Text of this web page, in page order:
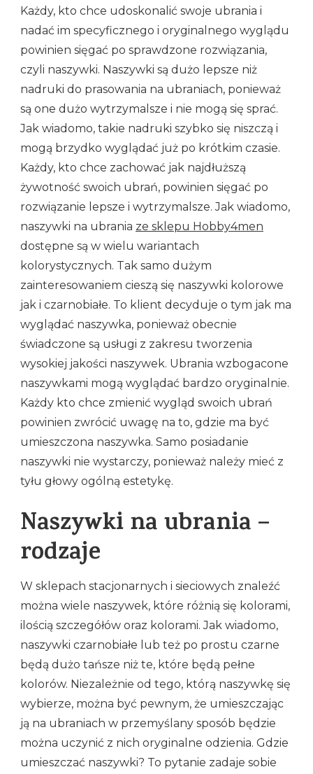
Każdy, kto chce udoskonalić swoje ubrania i
nadać im specyficznego i oryginalnego wyglądu
powinien sięgać po sprawdzone rozwiązania,
czyli naszywki. Naszywki są dużo lepsze niż
nadruki do prasowania na ubraniach, ponieważ
są one dużo wytrzymalsze i nie mogą się sprać.
Jak wiadomo, takie nadruki szybko się niszczą i
mogą brzydko wyglądać już po krótkim czasie.
Każdy, kto chce zachować jak najdłuższą
żywotność swoich ubrań, powinien sięgać po
rozwiązanie lepsze i wytrzymalsze. Jak wiadomo,
naszywki na ubrania ze sklepu Hobby4men
dostępne są w wielu wariantach
kolorystycznych. Tak samo dużym
zainteresowaniem cieszą się naszywki kolorowe
jak i czarnobiałe. To klient decyduje o tym jak ma
wyglądać naszywka, ponieważ obecnie
świadczone są usługi z zakresu tworzenia
wysokiej jakości naszywek. Ubrania wzbogacone
naszywkami mogą wyglądać bardzo oryginalnie.
Każdy kto chce zmienić wygląd swoich ubrań
powinien zwrócić uwagę na to, gdzie ma być
umieszczona naszywka. Samo posiadanie
naszywki nie wystarczy, ponieważ należy mieć z
tyłu głowy ogólną estetykę.
Naszywki na ubrania –
rodzaje
W sklepach stacjonarnych i sieciowych znaleźć
można wiele naszywek, które różnią się kolorami,
ilością szczegółów oraz kolorami. Jak wiadomo,
naszywki czarnobiałe lub też po prostu czarne
będą dużo tańsze niż te, które będą pełne
kolorów. Niezależnie od tego, którą naszywkę się
wybierze, można być pewnym, że umieszczając
ją na ubraniach w przemyślany sposób będzie
można uczynić z nich oryginalne odzienia. Gdzie
umieszczać naszywki? To pytanie zadaje sobie